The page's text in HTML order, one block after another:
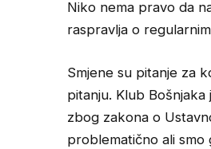
Niko nema pravo da
raspravlja o
Smjene su pitanje za
pitanju. Klub
zbog zakona o
problematično ali smo